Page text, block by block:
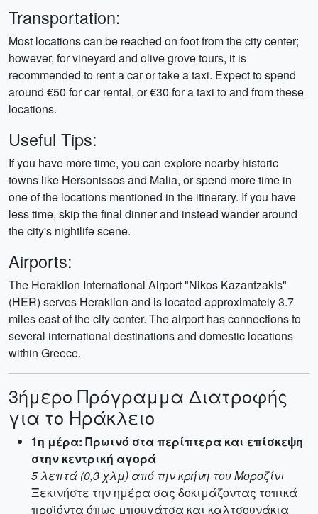
Transportation:
Most locations can be reached on foot from the city center;
however, for vineyard and olive grove tours, it is
recommended to rent a car or take a taxi. Expect to spend
around €50 for car rental, or €30 for a taxi to and from these
locations.
Useful Tips:
If you have more time, you can explore nearby historic
towns like Hersonissos and Malia, or spend more time in
one of the locations mentioned in the itinerary. If you have
less time, skip the final dinner and instead wander around
the city's nightlife scene.
Airports:
The Heraklion International Airport "Nikos Kazantzakis"
(HER) serves Heraklion and is located approximately 3.7
miles east of the city center. The airport has connections to
several international destinations and domestic locations
within Greece.
3ήμερο Πρόγραμμα Διατροφής
για το Ηράκλειο
1η μέρα: Πρωινό στα περίπτερα και επίσκεψη
στην κεντρική αγορά
5 λεπτά (0,3 χλμ) από την κρήνη του Μοροζίνι
Ξεκινήστε την ημέρα σας δοκιμάζοντας τοπικά
προϊόντα όπως μπουγάτσα και καλτσουνάκια